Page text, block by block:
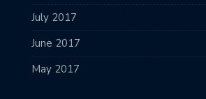
July 2017
June 2017
May 2017